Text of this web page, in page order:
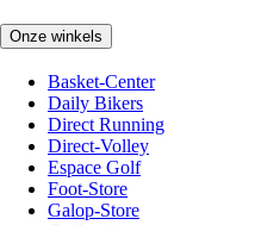
Onze winkels
Basket-Center
Daily Bikers
Direct Running
Direct-Volley
Espace Golf
Foot-Store
Galop-Store